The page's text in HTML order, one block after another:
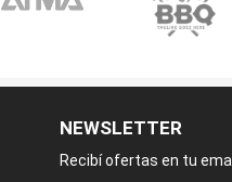
NEWSLETTER
Recibí ofertas en tu